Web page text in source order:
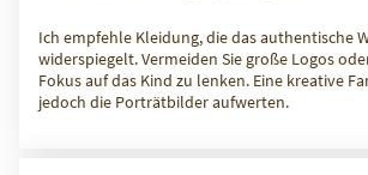
Ich empfehle Kleidung, die das authentische
widerspiegelt. Vermeiden Sie große Logos
Fokus auf das Kind zu lenken. Eine kreative
jedoch die Porträtbilder aufwerten.